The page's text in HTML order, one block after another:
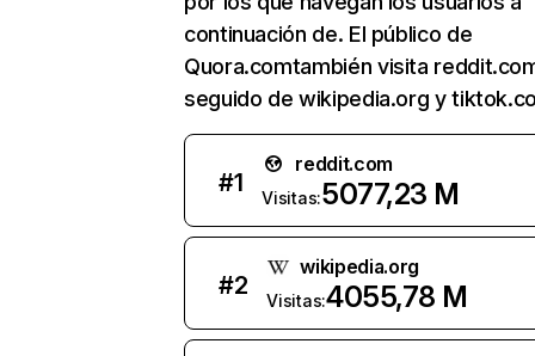
continuación de. El público de
Quora.comtambién visita
seguido de wikipedia.org y
#1
reddit.com
Visitas:5077,23 M
#2
wikipedia.org
Visitas:4055,78 M